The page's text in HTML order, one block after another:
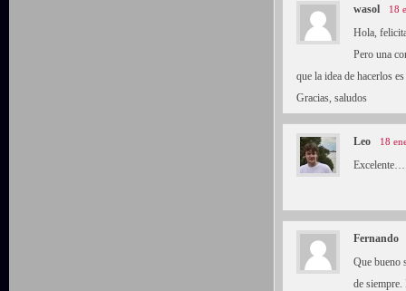
wasol 18
Hola,
Pero una
que la idea de hacerlos
Gracias, saludos
Leo 18
Fernando
Que bueno
de